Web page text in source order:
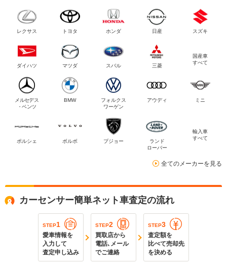
レクサス トヨタ ホンダ 日産 スズキ
ダイハツ マツダ スバル 三菱
国産車
すべて
メルセデス
・ベンツ
BMW
フォルクス
ワーゲン
アウディ ミニ
ポルシェ ボルボ プジョー
ランド
ローバー
輸入車
すべて
全てのメーカーを見る
カーセンサー簡単ネット車査定の流れ
STEP1
愛車情報を
入力して
査定申し込み
STEP2
買取店から
電話､メール
でご連絡
STEP3
査定額を
比べて売却先
を決める